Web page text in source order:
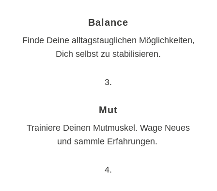
Balance
Finde Deine alltagstauglichen Möglichkeiten,
Dich selbst zu stabilisieren.
3.
Mut
Trainiere Deinen Mutmuskel. Wage Neues
und sammle Erfahrungen.
4.